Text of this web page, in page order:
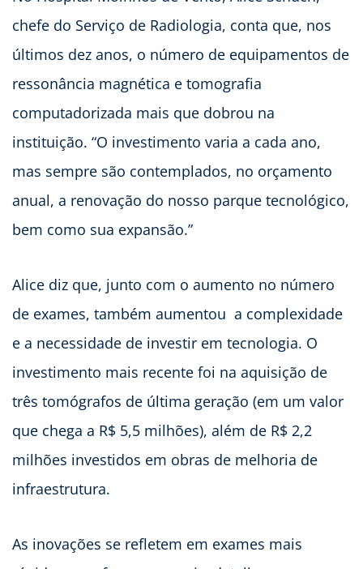
chefe do Serviço de Radiologia, conta que, nos
últimos dez anos, o número de equipamentos de
ressonância magnética e tomografia
computadorizada mais que dobrou na
instituição. “O investimento varia a cada ano,
mas sempre são contemplados, no orçamento
anual, a renovação do nosso parque tecnológico,
bem como sua expansão.”
Alice diz que, junto com o aumento no número
de exames, também aumentou a complexidade
e a necessidade de investir em tecnologia. O
investimento mais recente foi na aquisição de
três tomógrafos de última geração (em um valor
que chega a R$ 5,5 milhões), além de R$ 2,2
milhões investidos em obras de melhoria de
infraestrutura.
As inovações se refletem em exames mais